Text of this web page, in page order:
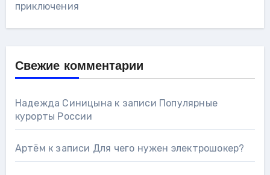
приключения
Свежие комментарии
Надежда Синицына к записи Популярные
курорты России
Артём к записи Для чего нужен электрошокер?